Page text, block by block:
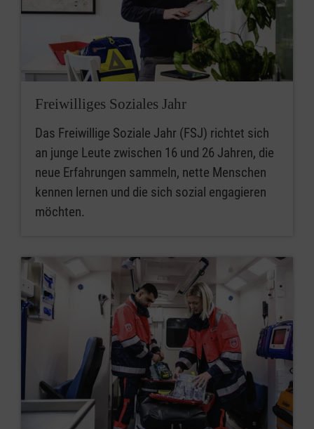
Freiwilliges Soziales Jahr
Das Freiwillige Soziale Jahr (FSJ) richtet sich
an junge Leute zwischen 16 und 26 Jahren, die
neue Erfahrungen sammeln, nette Menschen
kennen lernen und die sich sozial engagieren
möchten.